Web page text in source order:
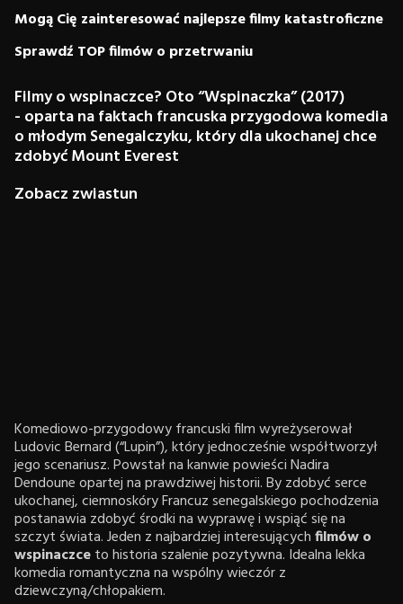
Mogą Cię zainteresować najlepsze filmy katastroficzne
Sprawdź TOP filmów o przetrwaniu
Filmy o wspinaczce? Oto “Wspinaczka” (2017)
- oparta na faktach francuska przygodowa komedia
o młodym Senegalczyku, który dla ukochanej chce
zdobyć Mount Everest
Zobacz zwiastun
Komediowo-przygodowy francuski film wyreżyserował
Ludovic Bernard (“Lupin”), który jednocześnie współtworzył
jego scenariusz. Powstał na kanwie powieści Nadira
Dendoune opartej na prawdziwej historii. By zdobyć serce
ukochanej, ciemnoskóry Francuz senegalskiego pochodzenia
postanawia zdobyć środki na wyprawę i wspiąć się na
szczyt świata. Jeden z najbardziej interesującychfilmów o
wspinaczceto historia szalenie pozytywna. Idealna lekka
komedia romantyczna na wspólny wieczór z
dziewczyną/chłopakiem.